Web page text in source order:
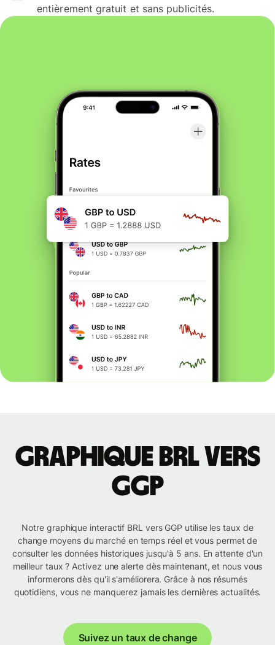
entièrement gratuit et sans publicités.
Graphique BRL vers
GGP
Notre graphique interactif BRL vers GGP utilise les taux de
change moyens du marché en temps réel et vous permet de
consulter les données historiques jusqu'à 5 ans. En attente d'un
meilleur taux ? Activez une alerte dès maintenant, et nous vous
informerons dès qu'il s'améliorera. Grâce à nos résumés
quotidiens, vous ne manquerez jamais les dernières actualités.
Suivez un taux de change